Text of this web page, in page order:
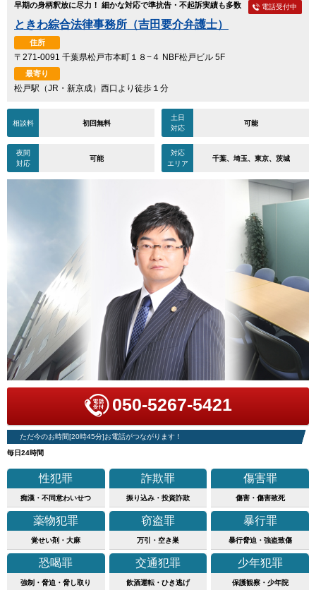
早期の身柄釈放に尽力！ 細かな対応で準抗告・不起訴実績も多数
ときわ綜合法律事務所（吉田要介弁護士）
住所
〒271-0091 千葉県松戸市本町１８−４ NBF松戸ビル 5F
最寄り
松戸駅（JR・新京成）西口より徒歩１分
電話受付中
相談料 初回無料
土日
対応
可能
夜間
対応
可能
対応
エリア
千葉、埼玉、東京、茨城
050-5267-5421
ただ今のお時間[20時45分]お電話がつながります！
毎日24時間
性犯罪
痴漢・不同意わいせつ
詐欺罪
振り込み・投資詐欺
傷害罪
傷害・傷害致死
薬物犯罪
覚せい剤・大麻
窃盗罪
万引・空き巣
暴行罪
暴行脅迫・強盗致傷
恐喝罪
強制・脅迫・脅し取り
交通犯罪
飲酒運転・ひき逃げ
少年犯罪
保護観察・少年院